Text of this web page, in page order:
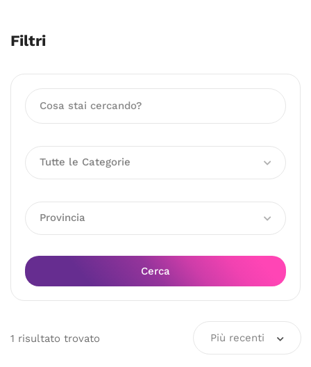
Filtri
Tutte le Categorie
Provincia
Cerca
1 risultato trovato Più recenti